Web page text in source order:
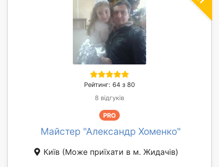
Рейтинг: 64 з 80
8 відгуків
PRO
Майстер "Александр Хоменко"
Київ (Може приїхати в м. Жидачів)